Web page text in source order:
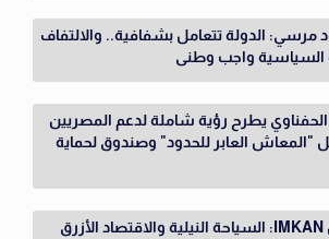
مرسي: الدولة تتعامل بشفافية.. والالتفاف
السياسية واجب وطنى
الحفناوي يطرح رؤية شاملة لدعم المصريين
"المعاش العابر للحدود" وصندوق لحماية
رئيس إمكان IMKAN: السياحة النيلية والاقتصاد الأزرق